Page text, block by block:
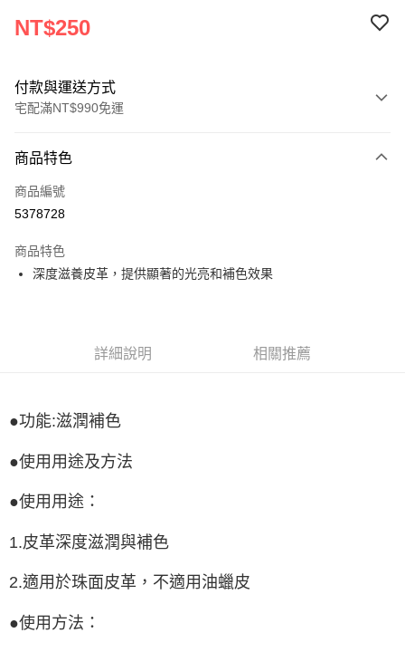
NT$250
付款與運送方式
宅配滿NT$990免運
信用卡一次付款
LINE Pay
悠遊付
運送方式
每筆NT$80，滿NT$990(含以上)免運費
付款後門市自取
商品特色
商品編號
5378728
商品特色
深度滋養皮革，提供顯著的光亮和補色效果
詳細說明 相關推薦
●功能:滋潤補色
●使用用途及方法
●使用用途：
1.皮革深度滋潤與補色
2.適用於珠面皮革，不適用油蠟皮
●使用方法：